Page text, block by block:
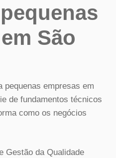
São
pequenas empresas em
de fundamentos técnicos
como os negócios
Gestão da Qualidade